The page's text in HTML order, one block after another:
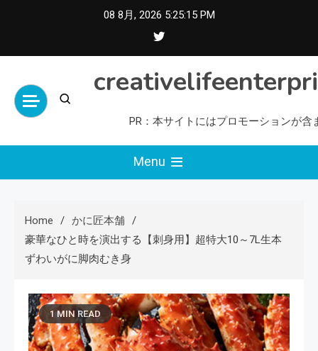
08 8月, 2026 5:25:16 PM
PR：本サイトにはプロモーションが含
Menu
Home
かに匠本舗
豪華なひと時を演出する【刺身用】超特大10～7L生本
ずわいがに脚肉むき身
1 MIN READ